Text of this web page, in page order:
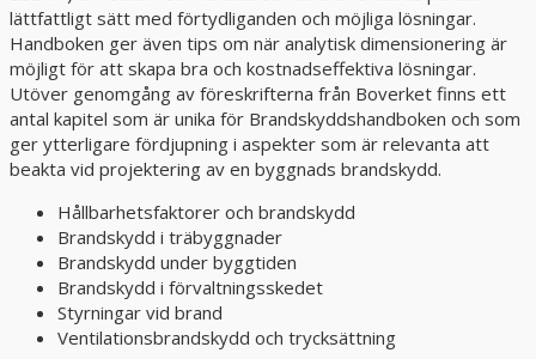
lättfattligt sätt med förtydliganden och möjliga lösningar.
Handboken ger även tips om när analytisk dimensionering är
möjligt för att skapa bra och kostnadseffektiva lösningar.
Utöver genomgång av föreskrifterna från Boverket finns ett
antal kapitel som är unika för Brandskyddshandboken och som
ger ytterligare fördjupning i aspekter som är relevanta att
beakta vid projektering av en byggnads brandskydd.
Hållbarhetsfaktorer och brandskydd
Brandskydd i träbyggnader
Brandskydd under byggtiden
Brandskydd i förvaltningsskedet
Styrningar vid brand
Ventilationsbrandskydd och trycksättning